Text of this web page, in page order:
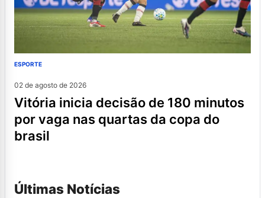
ESPORTE
02 de agosto de 2026
vitória inicia decisão de 180 minutos
por vaga nas quartas da copa do
brasil
Últimas Notícias